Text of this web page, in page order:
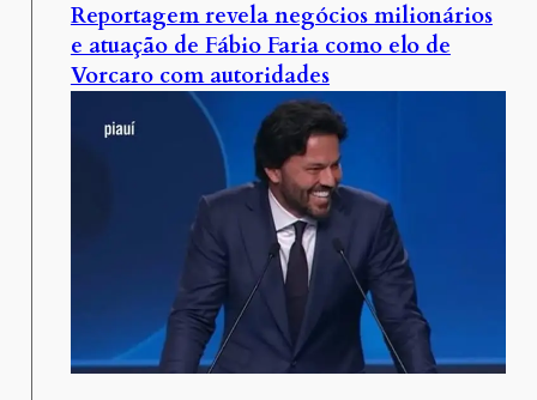
Reportagem revela negócios milionários
e atuação de Fábio Faria como elo de
Vorcaro com autoridades